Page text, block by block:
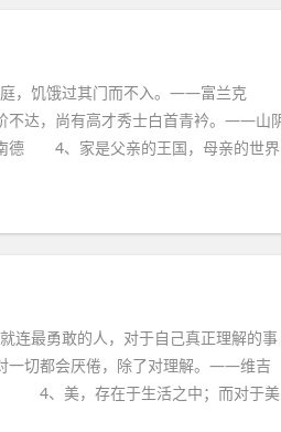
饥饿过其门而不入。——富兰克
达，尚有高才秀士白首青衿。——山
4、家是父亲的王国，母亲的世界
勇敢的人，对于自己真正理解的事
切都会厌倦，除了对理解。——维吉
4、美，存在于生活之中；而对于美